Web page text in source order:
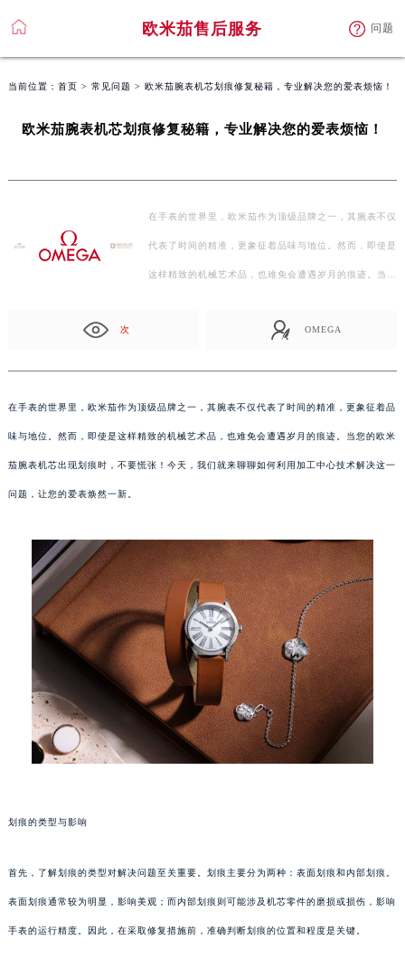
欧米茄售后服务 问题
当前位置： 首页 > 常见问题 > 欧米茄腕表机芯划痕修复秘籍，专业解决您的爱表烦恼！
欧米茄腕表机芯划痕修复秘籍，专业解决您的爱表烦恼！
在手表的世界里，欧米茄作为顶级品牌之一，其腕表不仅
代表了时间的精准，更象征着品味与地位。然而，即使是
这样精致的机械艺术品，也难免会遭遇岁月的痕迹。当您
次 OMEGA
在手表的世界里，欧米茄作为顶级品牌之一，其腕表不仅代表了时间的精准，更象征着品
味与地位。然而，即使是这样精致的机械艺术品，也难免会遭遇岁月的痕迹。当您的欧米
茄腕表机芯出现划痕时，不要慌张！今天，我们就来聊聊如何利用加工中心技术解决这一
问题，让您的爱表焕然一新。
划痕的类型与影响
首先，了解划痕的类型对解决问题至关重要。划痕主要分为两种：表面划痕和内部划痕。
表面划痕通常较为明显，影响美观；而内部划痕则可能涉及机芯零件的磨损或损伤，影响
手表的运行精度。因此，在采取修复措施前，准确判断划痕的位置和程度是关键。